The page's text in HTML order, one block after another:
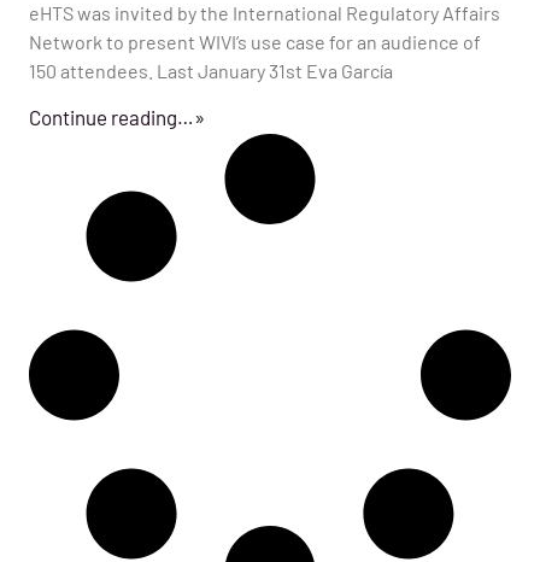
eHTS was invited by the International Regulatory Affairs
Network to present WIVI’s use case for an audience of
150 attendees. Last January 31st Eva García
Continue reading…»